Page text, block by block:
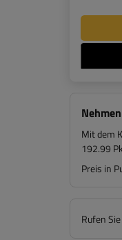
Mit dem
192.99
Preis in
Rufen